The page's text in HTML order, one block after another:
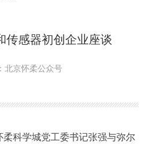
传感器初创企业座谈
北京怀柔公众号
科学城党工委书记张强与弥尔